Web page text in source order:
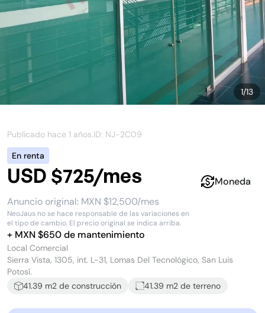
1/13
Publicado hace 1 años.ID: NJ-2C09
En renta
USD $725/mes
Anuncio original: MXN $12,500/mes
NeoJaus no se hace responsable de las variaciones en
el tipo de cambio. El precio original se indica arriba.
+ MXN $650de mantenimiento
Moneda
Local Comercial
Sierra Vista, 1305, int. L-31, Lomas Del Tecnológico, San Luis
Potosí.
41.39 m2 de construcción 41.39 m2 de terreno